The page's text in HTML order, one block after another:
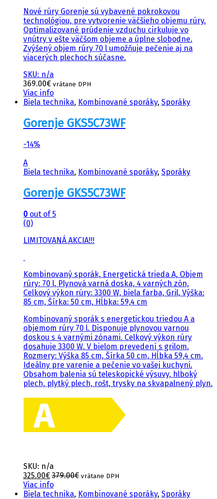
Nové rúry Gorenje sú vybavené pokrokovou
technológiou, pre vytvorenie väčšieho objemu rúry.
Optimalizované prúdenie vzduchu cirkuluje vo
vnútry v ešte väčšom objeme a úplne slobodne.
Zvýšený objem rúry 70 l umožňuje pečenie aj na
viacerých plechoch súčasne.
SKU: n/a
369.00€ vrátane DPH
Viac info
Biela technika, Kombinované sporáky, Sporáky
Gorenje GKS5C73WF
-14%
A
Biela technika, Kombinované sporáky, Sporáky
Gorenje GKS5C73WF
0 out of 5
(0)
LIMITOVANÁ AKCIA!!!
Kombinovaný sporák, Energetická trieda A, Objem
rúry: 70 l, Plynová varná doska, 4 varných zón,
Celkový výkon rúry: 3300 W, biela farba, Gril, Výška:
85 cm, Šírka: 50 cm, Hĺbka: 59,4 cm
Kombinovaný sporák s energetickou triedou A a
objemom rúry 70 l. Disponuje plynovou varnou
doskou s 4 varnými zónami. Celkový výkon rúry
dosahuje 3300 W. V bielom prevedení s grilom.
Rozmery: Výška 85 cm, Šírka 50 cm, Hĺbka 59,4 cm.
Ideálny pre varenie a pečenie vo vašej kuchyni.
Obsahom balenia sú teleskopické výsuvy, hlboký
plech, plytký plech, rošt, trysky na skvapalnený plyn.
SKU: n/a
325.00€ 379.00€ vrátane DPH
Viac info
Biela technika, Kombinované sporáky, Sporáky